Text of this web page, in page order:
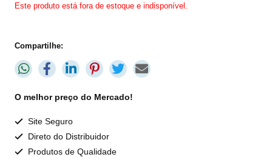
Este produto está fora de estoque e indisponível.
Compartilhe:
O melhor preço do Mercado!
Site Seguro
Direto do Distribuidor
Produtos de Qualidade